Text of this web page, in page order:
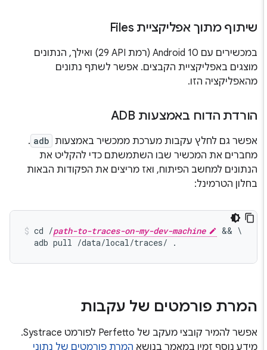
שיתוף מתוך אפליקציית Files
במכשירים עם Android 10 (רמת API‏ 29) ואילך, הנתונים
מוצגים באפליקציית הקבצים. אפשר לשתף נתונים
מהאפליקציה הזו.
הורדת הדוח באמצעות ADB
אפשר גם לחלץ עקבות מערכת ממכשיר באמצעות adb
.
מחברים את המכשיר שבו השתמשתם כדי להקליט את
הנתונים למחשב הפיתוח, ואז מריצים את הפקודות הבאות
בחלון הטרמינל:
cd /path-to-traces-on-my-dev-machine
&& \
  adb pull /data/local/traces/ .
המרת פורמטים של עקבות
אפשר להמיר קובצי מעקב של Perfetto לפורמט Systrace.
מידע נוסף זמין במאמר בנושאהמרת פורמטים של נתוני